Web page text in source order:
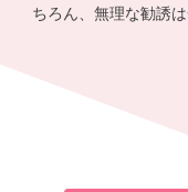
ちろん、無理な勧誘は